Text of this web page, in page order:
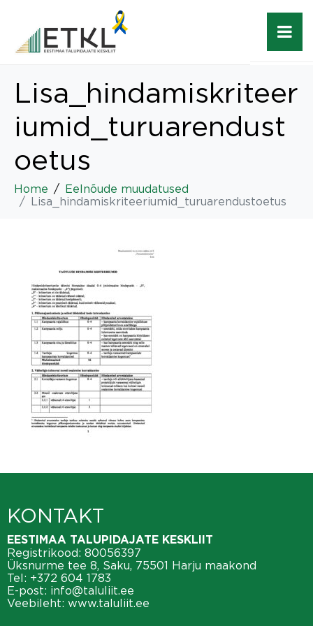
Lisa_hindamiskriteer
iumid_turuarendust
oetus
Home
Eelnõude muudatused
Lisa_hindamiskriteeriumid_turuarendustoetus
KONTAKT
EESTIMAA TALUPIDAJATE KESKLIIT
Registrikood: 80056397
Üksnurme tee 8, Saku, 75501 Harju maakond
Tel: +372 604 1783
E-post: info@taluliit.ee
Veebileht: www.taluliit.ee